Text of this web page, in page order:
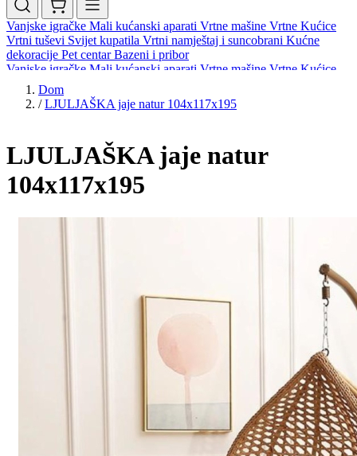
Vanjske igračke Mali kućanski aparati Vrtne mašine Vrtne Kućice
Vrtni tuševi Svijet kupatila Vrtni namještaj i suncobrani Kućne
dekoracije Pet centarBazeni i pribor
Vanjske igračke Mali kućanski aparati Vrtne mašine Vrtne Kućice
Vrtni tuševi
dekoracijePet centar Bazeni i pribor
Dom
/ LJULJAŠKA jaje natur 104x117x195
LJULJAŠKA jaje natur
104x117x195